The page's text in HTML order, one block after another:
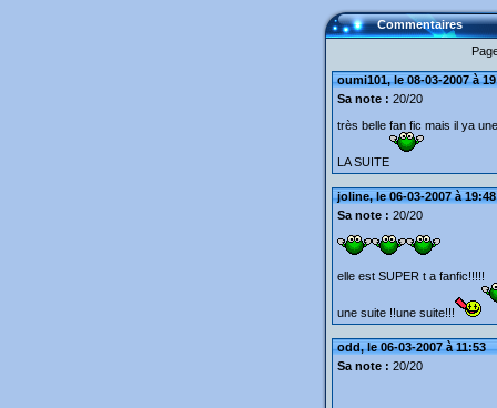
Commentaires
oumi101, le 08-03-2007 à
Sa note : 20/20
très belle fan fic mais il ya
LA SUITE
joline, le 06-03-2007 à 19:48
Sa note : 20/20
elle est SUPER t a fanfic!!!!!
une suite !!une suite!!!
odd, le 06-03-2007 à 11:53
Sa note : 20/20